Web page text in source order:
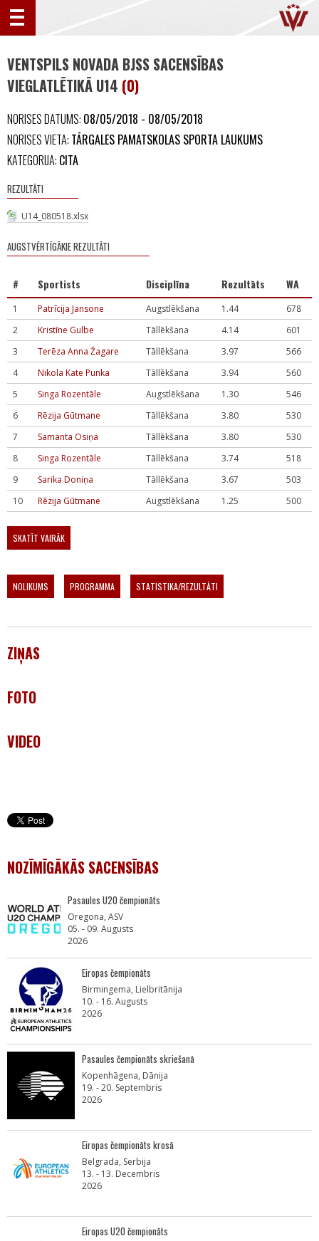
VENTSPILS NOVADA BJSS SACENSĪBAS
VIEGLATLĒTIKĀ U14 (0)
NORISES DATUMS: 08/05/2018 - 08/05/2018
NORISES VIETA: TĀRGALES PAMATSKOLAS SPORTA LAUKUMS
KATEGORIJA: CITA
REZULTĀTI
U14_080518.xlsx
AUGSTVĒRTĪGĀKIE REZULTĀTI
# Sportists Disciplīna Rezultāts WA
1 Patrīcija Jansone Augstlēkšana 1.44
678
2
Kristīne Gulbe Tāllēkšana 4.14
601
3
Terēza Anna Žagare Tāllēkšana 3.97
566
4
Nikola Kate Punka Tāllēkšana 3.94
560
5
Singa Rozentāle Augstlēkšana 1.30
546
6
Rēzija Gūtmane Tāllēkšana 3.80
530
7
Samanta Osiņa Tāllēkšana 3.80
530
8
Singa Rozentāle Tāllēkšana 3.74
518
9
Sarika Doniņa Tāllēkšana 3.67
503
10
Rēzija Gūtmane Augstlēkšana 1.25 500
SKATĪT VAIRĀK
NOLIKUMS PROGRAMMA STATISTIKA/REZULTĀTI
ZIŅAS
FOTO
VIDEO
NOZĪMĪGĀKĀS SACENSĪBAS
Pasaules U20 čempionāts
Oregona, ASV
05. - 09. Augusts
2026
Eiropas čempionāts
Birmingema, Lielbritānija
10. - 16. Augusts
2026
Pasaules čempionāts skriešanā
Kopenhāgena, Dānija
19. - 20. Septembris
2026
Eiropas čempionāts krosā
Belgrada, Serbija
13. - 13. Decembris
2026
Eiropas U20 čempionāts